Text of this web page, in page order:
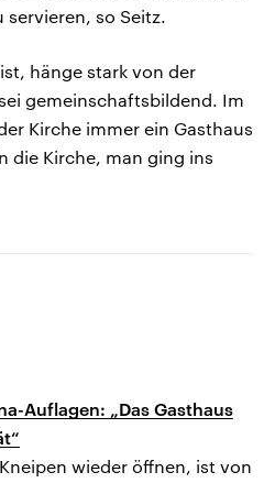
servieren, so Seitz.
hänge stark von der
gemeinschaftsbildend. Im
Kirche immer ein Gasthaus
die Kirche, man ging ins
Auflagen: „Das Gasthaus
wieder öffnen, ist von